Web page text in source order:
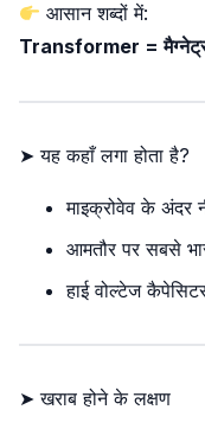
आसान शब्दों में:
Transformer =
➤ यह कहाँ लगा होता है?
माइक्रोवेव के अंदर
आमतौर पर सबसे
हाई वोल्टेज
➤ खराब होने के लक्षण